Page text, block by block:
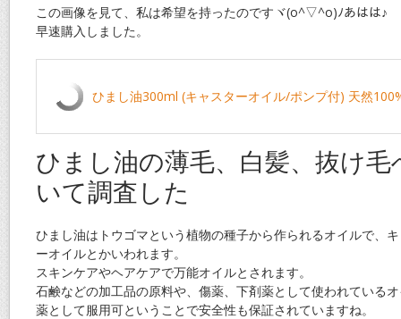
この画像を見て、私は希望を持ったのですヾ(o^▽^o)ﾉあはは♪
早速購入しました。
ひまし油300ml (キャスターオイル/ポンプ付) 天然
ひまし油の薄毛、白髪、抜け
いて調査した
ひまし油はトウゴマという植物の種子から作られるオイルで、
ーオイルとかいわれます。
スキンケアやヘアケアで万能オイルとされます。
石鹸などの加工品の原料や、傷薬、下剤薬として使われている
薬として服用可ということで安全性も保証されていますね。